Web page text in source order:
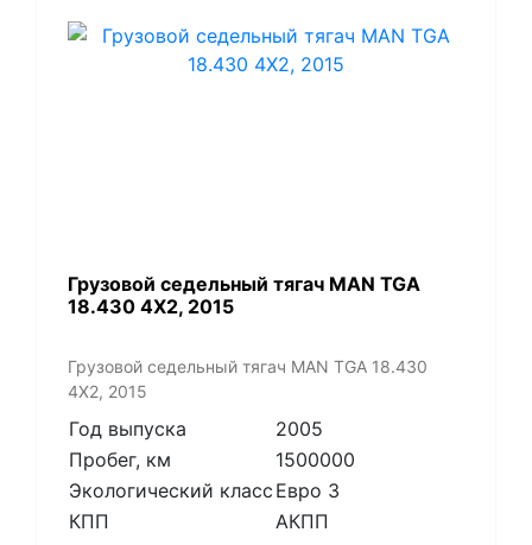
​Грузовой седельный тягач MAN TGA
18.430 4X2, 2015
​Грузовой седельный тягач MAN TGA 18.430
4X2, 2015
Год выпуска
2005
Пробег, км
1500000
Экологический класс Евро 3
КПП
АКПП